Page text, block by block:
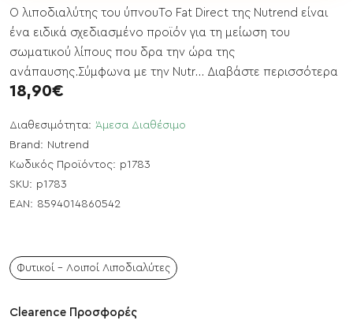
Διαθεσιμότητα: Άμεσα Διαθέσιμο
Brand: Nutrend
Κωδικός Προϊόντος: p1783
SKU: p1783
EAN: 8594014860542
18,90€
Ο λιποδιαλύτης του ύπνουΤο Fat Direct της Nutrend είναι
ένα ειδικά σχεδιασμένο προϊόν για τη μείωση του
σωματικού λίπους που δρα την ώρα της
ανάπαυσης.Σύμφωνα με την Nutr... Διαβάστε περισσότερα
Φυτικοί - Λοιποί Λιποδιαλύτες
Clearence Προσφορές